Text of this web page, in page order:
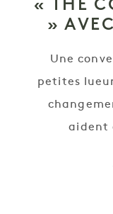
»
Une
petites
aident